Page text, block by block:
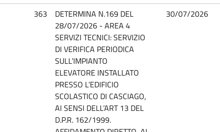
363
DETERMINA N.169 DEL
28/07/2026 - AREA 4
SERVIZI TECNICI: SERVIZIO
DI VERIFICA PERIODICA
SULL’IMPIANTO
ELEVATORE INSTALLATO
PRESSO L’EDIFICIO
SCOLASTICO DI CASCIAGO,
AI SENSI DELL’ART 13 DEL
D.P.R. 162/1999.
30/07/2026